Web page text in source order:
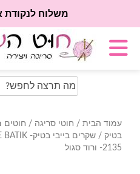
משלוח לנקודת
Search
for:
עמוד הבית / חוטי סריגה /
בטיק
2135- ורוד סגול